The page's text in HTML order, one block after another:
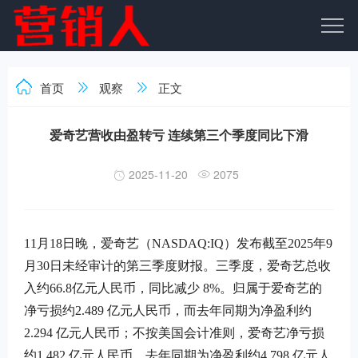
首页 观察 正文
爱奇艺营收由盈转亏 连续第三个季度同比下滑
2025-11-20 2075
11 月 18日晚，爱奇艺（NASDAQ:IQ）发布截至2025年9
月 30日未经审计的第三季度财报。三季度，爱奇艺总收
入约66.8亿元人民币，同比减少 8%。归属于爱奇艺的
净亏损约2.489 亿元人民币，而去年同期为净盈利约
2.294 亿元人民币；不按美国会计准则，爱奇艺净亏损
约1.482 亿元人民币，去年同期为净盈利约4.798 亿元人